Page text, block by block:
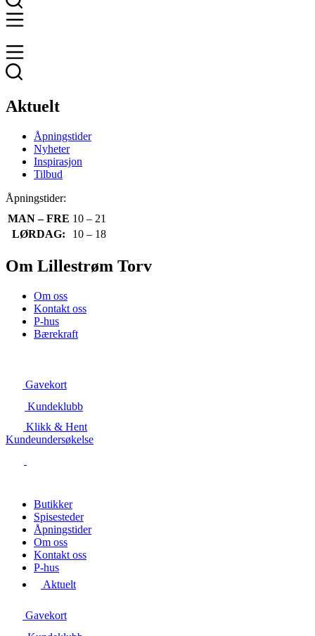
Aktuelt
Åpningstider
Nyheter
Inspirasjon
Tilbud
Åpningstider:
MAN – FRE 10 – 21
LØRDAG:
10 – 18
Om Lillestrøm Torv
Om oss
Kontakt oss
P-hus
Bærekraft
Gavekort
Kundeklubb
Klikk & Hent
Kundeundersøkelse
Butikker
Spisesteder
Åpningstider
Om oss
Kontakt oss
P-hus
Aktuelt
Gavekort